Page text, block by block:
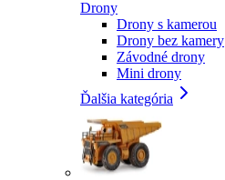
Drony
Drony s kamerou
Drony bez kamery
Závodné drony
Mini drony
Ďalšia kategória